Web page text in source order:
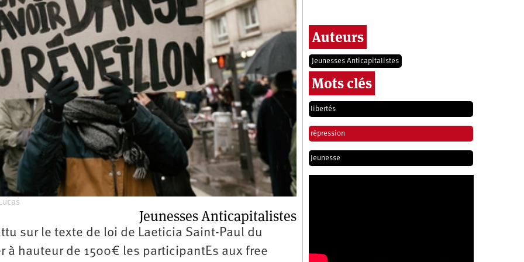
2e
congrès
1er
congrès
Congrès
de
fondation
Jeunesses Anticapitalistes
sur le texte de loi de Laeticia Saint-Paul du
à hauteur de 1500€ les participantEs aux free
Auteurs
Jeunesses Anticapitalistes
Mots clés
libertés
répression
Jeunesse